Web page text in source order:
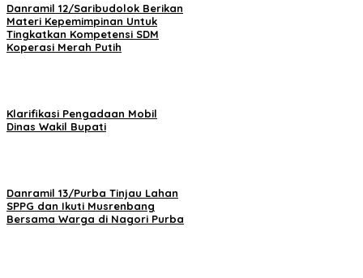
Danramil 12/Saribudolok Berikan
Materi Kepemimpinan Untuk
Tingkatkan Kompetensi SDM
Koperasi Merah Putih
Klarifikasi Pengadaan Mobil
Dinas Wakil Bupati
Danramil 13/Purba Tinjau Lahan
SPPG dan Ikuti Musrenbang
Bersama Warga di Nagori Purba